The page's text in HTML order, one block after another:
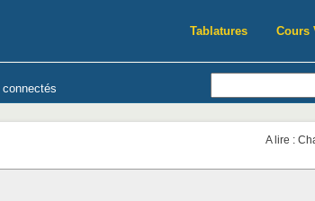
Tablatures Cours
connectés
A lire :